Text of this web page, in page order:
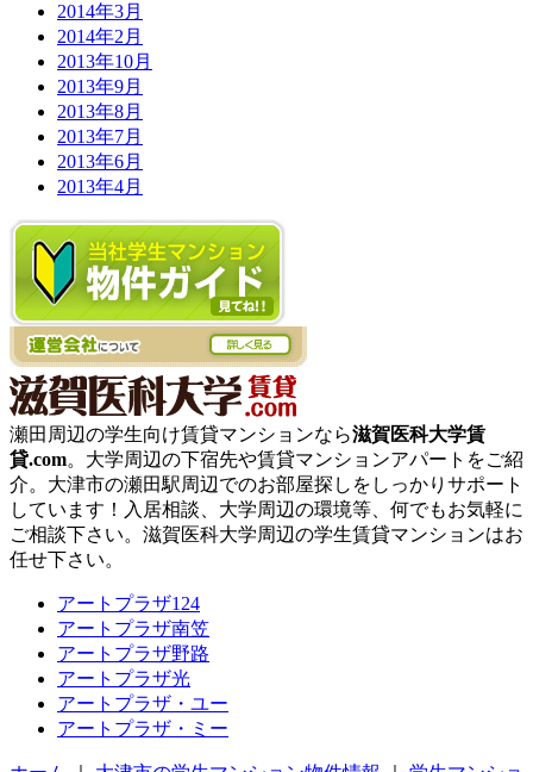
2014年3月
2014年2月
2013年10月
2013年9月
2013年8月
2013年7月
2013年6月
2013年4月
瀬田周辺の学生向け賃貸マンションなら滋賀医科大学賃
貸.com。大学周辺の下宿先や賃貸マンションアパートをご紹
介。大津市の瀬田駅周辺でのお部屋探しをしっかりサポート
しています！入居相談、大学周辺の環境等、何でもお気軽に
ご相談下さい。滋賀医科大学周辺の学生賃貸マンションはお
任せ下さい。
アートプラザ124
アートプラザ南笠
アートプラザ野路
アートプラザ光
アートプラザ・ユー
アートプラザ・ミー